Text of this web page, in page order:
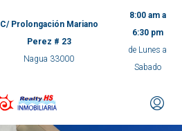
C/ Prolongación Mariano
Perez # 23
Nagua 33000
8:00 am a
6:30 pm
de Lunes a
Sabado